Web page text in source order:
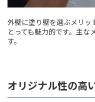
外壁に塗り壁を選ぶメリッ
とっても魅力的です。主な
す。
オリジナル性の高